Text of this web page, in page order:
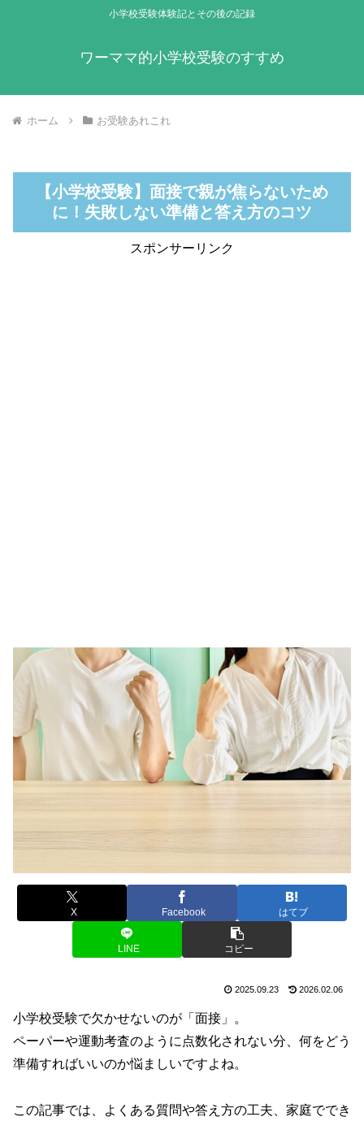
小学校受験体験記とその後の記録
ワーママ的小学校受験のすすめ
ホーム お受験あれこれ
【小学校受験】面接で親が焦らないため
に！失敗しない準備と答え方のコツ
スポンサーリンク
X Facebook はてブ
LINE コピー
2025.09.23 2026.02.06
小学校受験で欠かせないのが「面接」。
ペーパーや運動考査のように点数化されない分、何をどう
準備すればいいのか悩ましいですよね。
この記事では、よくある質問や答え方の工夫、家庭ででき